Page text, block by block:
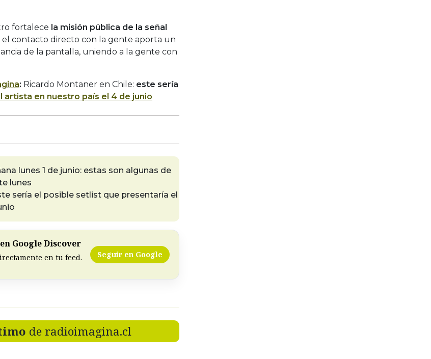
fortalece la misión pública de la señal
contacto directo con la gente aporta un
de la pantalla, uniendo a la gente con
: Ricardo Montaner en Chile: este sería
en nuestro país el 4 de junio
lunes 1 de junio: estas son algunas de
lunes
sería el posible setlist que presentaría el
Google Discover
en tu feed. Seguir en Google
de radioimagina.cl